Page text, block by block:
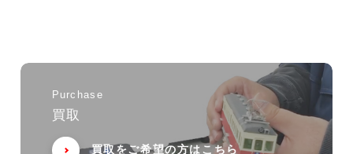
Purchase
買取
買取をご希望の方はこちら